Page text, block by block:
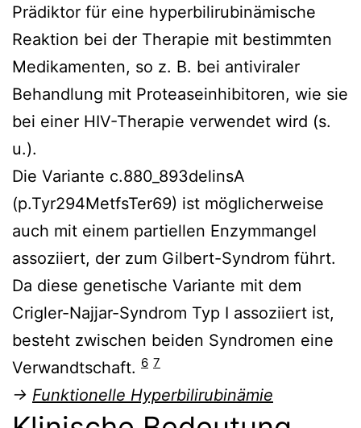
Prädiktor für eine hyperbilirubinämische
Reaktion bei der Therapie mit bestimmten
Medikamenten, so z. B. bei antiviraler
Behandlung mit Proteaseinhibitoren, wie sie
bei einer HIV-Therapie verwendet wird (s.
u.).
Die Variante c.880_893delinsA
(p.Tyr294MetfsTer69) ist möglicherweise
auch mit einem partiellen Enzymmangel
assoziiert, der zum Gilbert-Syndrom führt.
Da diese genetische Variante mit dem
Crigler-Najjar-Syndrom Typ I assoziiert ist,
besteht zwischen beiden Syndromen eine
Verwandtschaft. 6 7
→ Funktionelle Hyperbilirubinämie